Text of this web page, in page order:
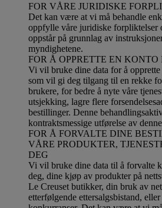
FOR VÅRE JURIDISKE
Det kan være at vi må behandle
oppfylle våre juridiske forpliktelser
oppstår på grunnlag av
myndighetene.
FOR Å OPPRETTE EN KONTO
Vi vil bruke dine data for å
som vil gi deg tilgang til en rekke
brukere, for bedre å nyte våre
utsjekking, lagre flere
bestillinger. Denne
kontraktsmessige utførelse av
FOR Å FORVALTE DINE
VÅRE PRODUKTER,
DEG
Vi vil bruke dine data til å forvalte
deg, dine kjøp av produkter på
Le Creuset butikker, din bruk av
etterfølgende ettersalgsbistand,